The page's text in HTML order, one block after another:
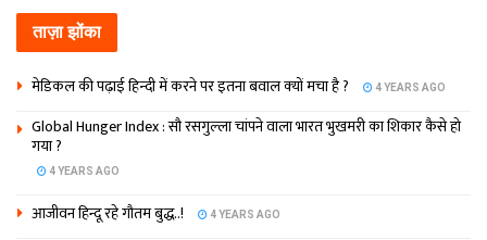
ताज़ा झोंका
मेडिकल की पढ़ाई हिन्‍दी में करने पर इतना बवाल क्‍यों मचा है ? 4 YEARS AGO
Global Hunger Index : सौ रसगुल्‍ला चांपने वाला भारत भुखमरी का शिकार कैसे हो
गया ?
4 YEARS AGO
आजीवन हिन्दू रहे गौतम बुद्ध..! 4 YEARS AGO